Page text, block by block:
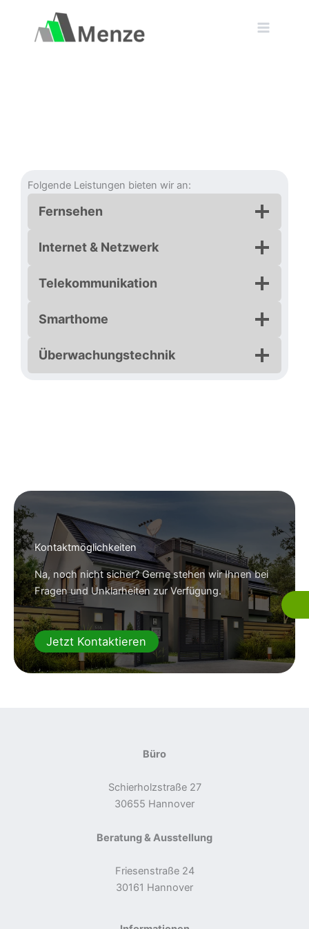
springen
Folgende Leistungen bieten wir an:
Fernsehen
Internet & Netzwerk
Telekommunikation
Smarthome
Überwachungstechnik
Kontaktmöglichkeiten
Na, noch nicht sicher? Gerne stehen wir Ihnen bei
Fragen und Unklarheiten zur Verfügung.
Jetzt Kontaktieren
Büro
Schierholzstraße 27
30655 Hannover
Beratung & Ausstellung
Friesenstraße 24
30161 Hannover